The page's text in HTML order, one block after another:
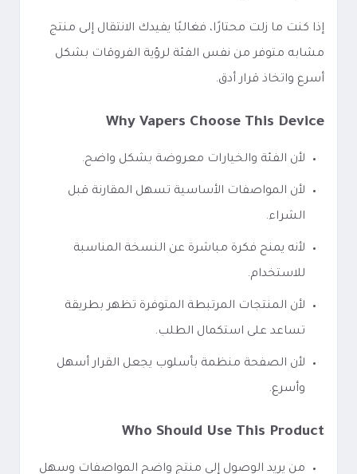
إذا كنت ما زلت محتارًا، فغالبًا يفيدك الانتقال إلى منتج
مشابه متوفر من نفس الفئة لرؤية الفروقات بشكل
أسرع واتخاذ قرار أدق.
Why Vapers Choose This Device
لأن الفئة والخيارات معروضة بشكل واضح.
لأن المواصفات الأساسية تسهل المقارنة قبل
الشراء.
لأنه يمنح فكرة مباشرة عن النسخة المناسبة
للاستخدام.
لأن المنتجات المرتبطة المتوفرة تظهر بطريقة
تساعد على استكمال الطلب.
لأن الصفحة منظمة بأسلوب يجعل القرار أسهل
وأسرع.
Who Should Use This Product
من يريد الوصول إلى منتج واضح المواصفات وسهل